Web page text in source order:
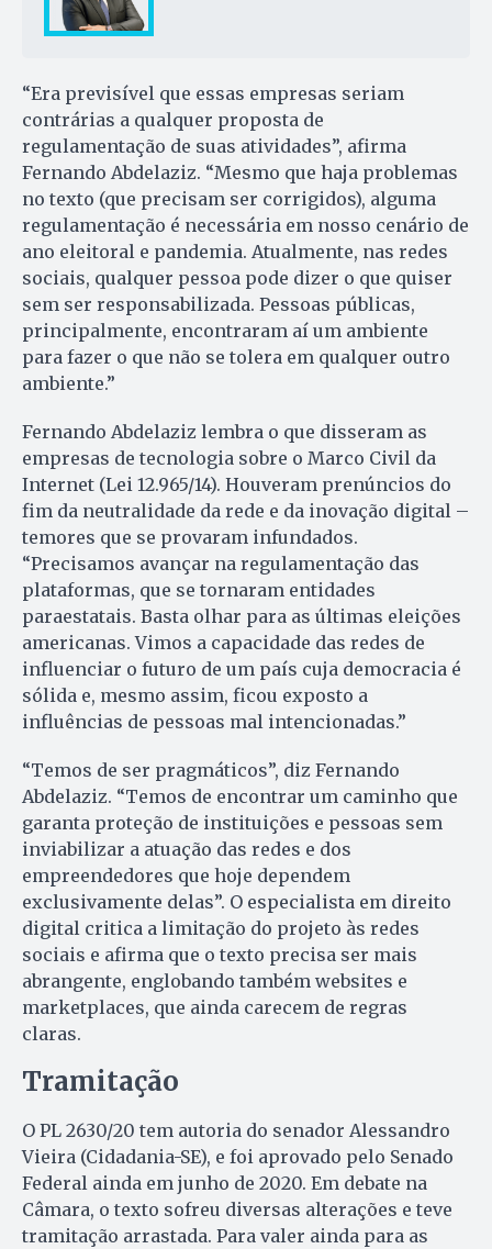
“Era previsível que essas empresas seriam
contrárias a qualquer proposta de
regulamentação de suas atividades”, afirma
Fernando Abdelaziz. “Mesmo que haja problemas
no texto (que precisam ser corrigidos), alguma
regulamentação é necessária em nosso cenário de
ano eleitoral e pandemia. Atualmente, nas redes
sociais, qualquer pessoa pode dizer o que quiser
sem ser responsabilizada. Pessoas públicas,
principalmente, encontraram aí um ambiente
para fazer o que não se tolera em qualquer outro
ambiente.”
Fernando Abdelaziz lembra o que disseram as
empresas de tecnologia sobre o Marco Civil da
Internet (Lei 12.965/14). Houveram prenúncios do
fim da neutralidade da rede e da inovação digital –
temores que se provaram infundados.
“Precisamos avançar na regulamentação das
plataformas, que se tornaram entidades
paraestatais. Basta olhar para as últimas eleições
americanas. Vimos a capacidade das redes de
influenciar o futuro de um país cuja democracia é
sólida e, mesmo assim, ficou exposto a
influências de pessoas mal intencionadas.”
“Temos de ser pragmáticos”, diz Fernando
Abdelaziz. “Temos de encontrar um caminho que
garanta proteção de instituições e pessoas sem
inviabilizar a atuação das redes e dos
empreendedores que hoje dependem
exclusivamente delas”. O especialista em direito
digital critica a limitação do projeto às redes
sociais e afirma que o texto precisa ser mais
abrangente, englobando também websites e
marketplaces, que ainda carecem de regras
claras.
Tramitação
O PL 2630/20 tem autoria do senador Alessandro
Vieira (Cidadania-SE), e foi aprovado pelo Senado
Federal ainda em junho de 2020. Em debate na
Câmara, o texto sofreu diversas alterações e teve
tramitação arrastada. Para valer ainda para as